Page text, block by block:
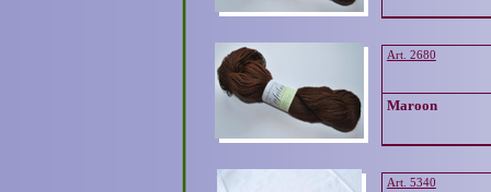
Art. 2680
Maroon
Art. 5340